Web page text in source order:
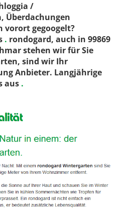
/
Überdachungen
vorort gegoogelt?
. rondogard, auch in 99869
stehen wir für Sie
sind wir Ihr
Anbieter. Langjährige
aus .